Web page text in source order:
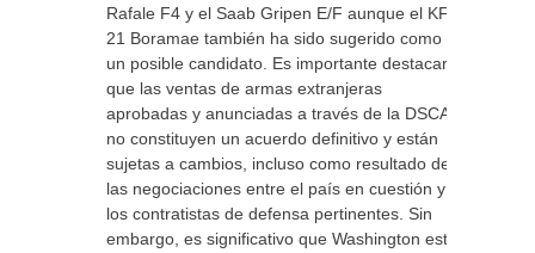
Rafale F4 y el Saab Gripen E/F aunque el KF-
21 Boramae también ha sido sugerido como
un posible candidato. Es importante destacar
que las ventas de armas extranjeras
aprobadas y anunciadas a través de la DSCA
no constituyen un acuerdo definitivo y están
sujetas a cambios, incluso como resultado de
las negociaciones entre el país en cuestión y
los contratistas de defensa pertinentes. Sin
embargo, es significativo que Washington esté